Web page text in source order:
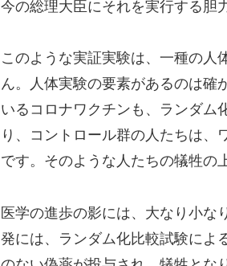
今の総理大臣にそれを実行する胆
このような実証実験は、一種の人
ん。人体実験の要素があるのは確
いるコロナワクチンも、ランダム
り、コントロール群の人たちは、
です。そのような人たちの犠牲の
医学の進歩の影には、大なり小な
発には、ランダム化比較試験によ